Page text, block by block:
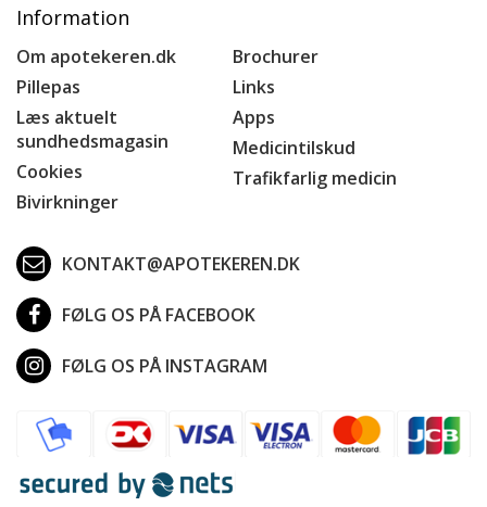
Information
Om apotekeren.dk
Pillepas
Læs aktuelt
sundhedsmagasin
Cookies
Bivirkninger
Brochurer
Links
Apps
Medicintilskud
Trafikfarlig medicin
KONTAKT@APOTEKEREN.DK
FØLG OS PÅ FACEBOOK
FØLG OS PÅ INSTAGRAM